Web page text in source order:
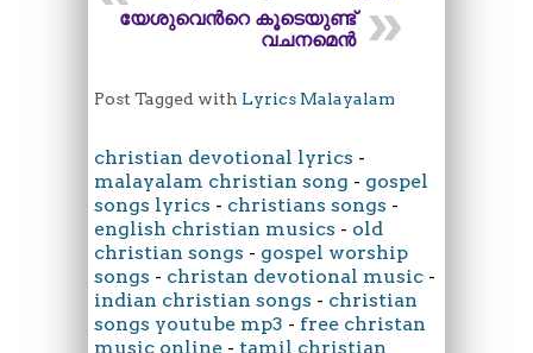
യേശുവെന്‍റെ കൂടെയുണ്ട്
വചനമെൻ
Post Tagged with Lyrics Malayalam
christian devotional lyrics -
malayalam christian song - gospel
songs lyrics - christians songs -
english christian musics - old
christian songs - gospel worship
songs - christan devotional music -
indian christian songs - christian
songs youtube mp3 - free christan
music online - tamil christian